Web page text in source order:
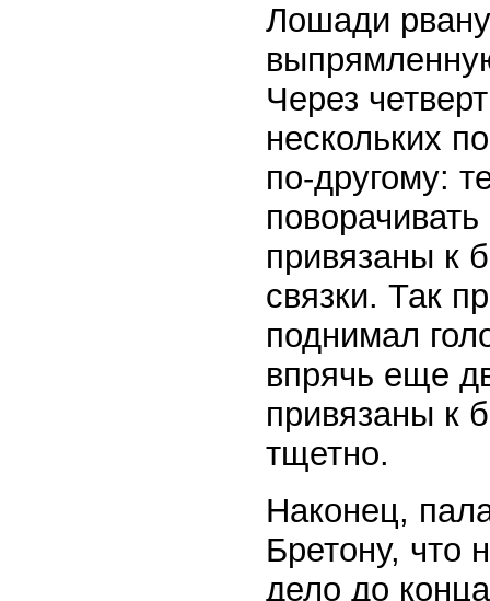
Лошади
Через
нескольких
по-другому:
привязаны к
связки. Так
поднимал
впрячь еще
привязаны к
тщетно.
Наконец,
Бретону, что
дело до